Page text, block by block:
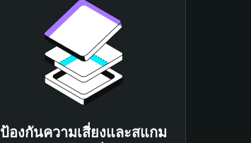
ป้องกันความเสี่ยงและสแกม